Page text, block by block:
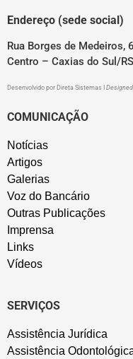
Endereço (sede social)
Rua Borges de Medeiros,
Centro – Caxias do Sul/RS
Desenvolvido por Direta Sistemas
COMUNICAÇÃO
Notícias
Artigos
Galerias
Voz do Bancário
Outras Publicações
Imprensa
Links
Vídeos
SERVIÇOS
Assistência Jurídica
Assistência